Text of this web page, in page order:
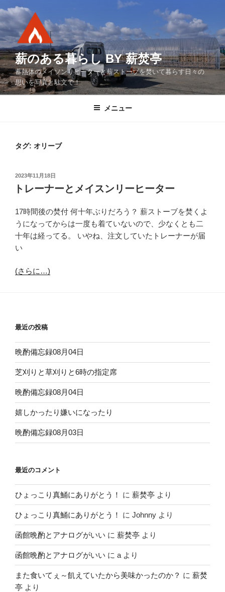
ン
テ
ン
ツ
へ
ス
キ
薪のある暮らし BY 薪焚亭
蓄熱体のメイソンリヒーターと薪ストーブを焚いて暮らす日々の
思いを写真と駄文で！
メニュー
タグ: オリーブ
投
稿
日:
2023年11月18日
トレーナーとメイスンリーヒーター
17時間後の焚付 何十年ぶりだろう？ 薪ストーブを焚くよ
うになってからは一度も着ていないので、少なくとも二
十年は経ってる。 いやね、注文していたトレーナーが届
い
(さらに…)
最近の投稿
晩酌備忘録08月04日
芝刈りと草刈りと6時の指定席
晩酌備忘録08月04日
嬉しかったり嫌いになったり
晩酌備忘録08月03日
最近のコメント
ひょっこり真鯒にありがとう！ に 薪焚亭 より
ひょっこり真鯒にありがとう！ に Johnny より
函館晩酌とアナログがいい に 薪焚亭 より
函館晩酌とアナログがいい に a より
また食いてぇ～飢えていたから美味かったのか？ に 薪焚
亭 より